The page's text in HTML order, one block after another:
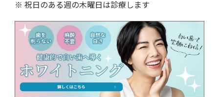
※ 祝日のある週の木曜日は診療します